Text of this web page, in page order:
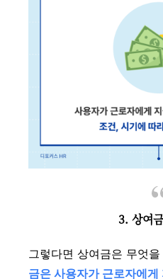
3. 상여
그렇다면 상여금은 무엇
금은 사용자가 근로자에